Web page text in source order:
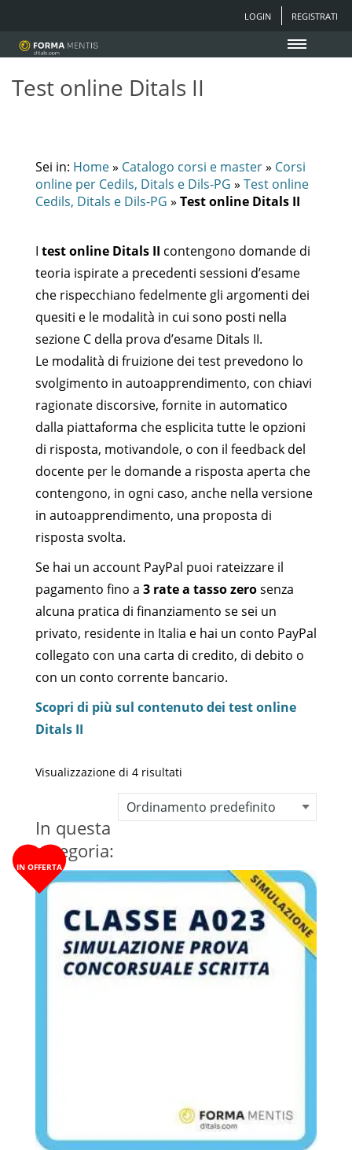
LOGIN REGISTRATI
Test online Ditals II
Sei in: Home» Catalogo corsi e master» Corsi
online per Cedils, Ditals e Dils-PG » Test online
Cedils, Ditals e Dils-PG » Test online Ditals II
I test online Ditals II contengono domande di
teoria ispirate a precedenti sessioni d’esame
che rispecchiano fedelmente gli argomenti dei
quesiti e le modalità in cui sono posti nella
sezione C della prova d’esame Ditals II.
Le modalità di fruizione dei test prevedono lo
svolgimento in autoapprendimento, con chiavi
ragionate discorsive, fornite in automatico
dalla piattaforma che esplicita tutte le opzioni
di risposta, motivandole, o con il feedback del
docente per le domande a risposta aperta che
contengono, in ogni caso, anche nella versione
in autoapprendimento, una proposta di
risposta svolta.
Se hai un account PayPal puoi rateizzare il
pagamento fino a 3 rate a tasso zerosenza
alcuna pratica di finanziamento se sei un
privato, residente in Italia e hai un conto PayPal
collegato con una carta di credito, di debito o
con un conto corrente bancario.
Scopri di più sul contenuto dei test online
Ditals II
Visualizzazione di 4 risultati
In questa
categoria:
IN OFFERTA